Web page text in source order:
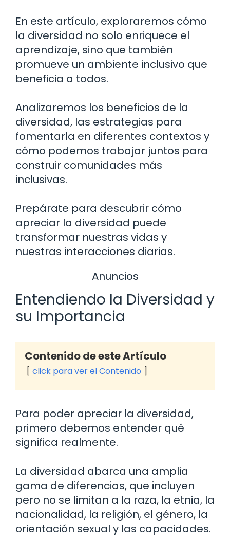
En este artículo, exploraremos cómo
la diversidad no solo enriquece el
aprendizaje, sino que también
promueve un ambiente inclusivo que
beneficia a todos.
Analizaremos los beneficios de la
diversidad, las estrategias para
fomentarla en diferentes contextos y
cómo podemos trabajar juntos para
construir comunidades más
inclusivas.
Prepárate para descubrir cómo
apreciar la diversidad puede
transformar nuestras vidas y
nuestras interacciones diarias.
Anuncios
Entendiendo la Diversidad y
su Importancia
Contenido de este Artículo
click para ver el Contenido
Para poder apreciar la diversidad,
primero debemos entender qué
significa realmente.
La diversidad abarca una amplia
gama de diferencias, que incluyen
pero no se limitan a la raza, la etnia, la
nacionalidad, la religión, el género, la
orientación sexual y las capacidades.